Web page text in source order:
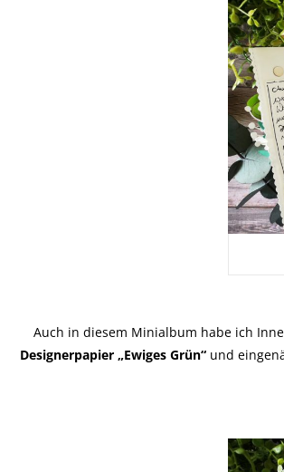
Auch in diesem Minialbum habe ich
Designerpapier „Ewiges Grün“ und